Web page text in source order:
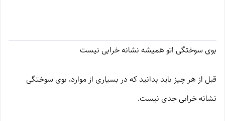
بوی سوختگی اتو همیشه نشانه خرابی نیست
قبل از هر چیز باید بدانید که در بسیاری از موارد، بوی سوختگی
نشانه خرابی جدی نیست.